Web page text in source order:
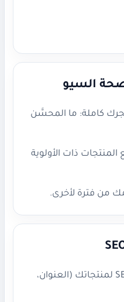
السيو
كاملة: ما المحسَّن
ذات الأولوية
من فترة لأخرى.
تتبع أي تغيير على حقول SEO لمنتجاتك (العنوان،